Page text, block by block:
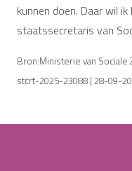
kunnen doen. Daar wil
staatssecretaris van
Bron:Ministerie van Sociale
stcrt-2025-23088 | 28-09-